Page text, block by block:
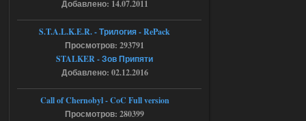
17:25
Stalker-Mods-Clan-su
Доступно только для пользователей
Объединенный Пак 2 + OGSR +
Добавлено: 14.07.2011
S.T.A.L.K.E.R. - Трилогия - RePack
Просмотров: 293791
STALKER - Зов Припяти
Добавлено: 02.12.2016
Call of Chernobyl - CoC Full version
Просмотров: 280399